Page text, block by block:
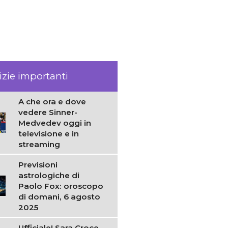
importanti
A che ora e dove
vedere Sinner-
Medvedev oggi in
televisione e in
streaming
Previsioni
astrologiche di
Paolo Fox: oroscopo
di domani, 6 agosto
2025